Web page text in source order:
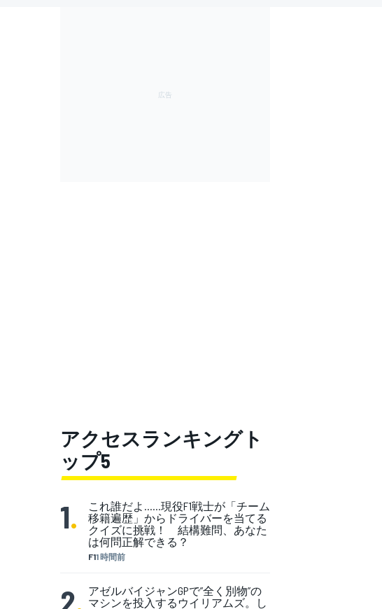
アクセスランキングト
ップ5
1.
F11 時間前
これ誰だよ……現役F1戦士が「チーム
移籍遍歴」からドライバーを当てる
クイズに挑戦！ 結構難問、あなた
は何問正解できる？
2. アゼルバイジャンGPで”全く別物”の
マシンを投入するウイリアムズ。し